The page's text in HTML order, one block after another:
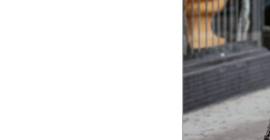
バイマ活動の疑問に売れっ子現役バイヤーが答えてみた